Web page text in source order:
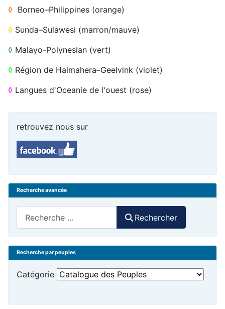
◊ Borneo–Philippines (orange)
◊ Sunda–Sulawesi (marron/mauve)
◊ Malayo-Polynesian (vert)
◊ Région de Halmahera–Geelvink (violet)
◊ Langues d'Oceanie de l'ouest (rose)
retrouvez nous sur
Recherche avancée
Rechercher
Recherche par peuples
Catégorie